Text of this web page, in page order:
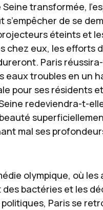
Seine transformée,
s’empêcher de se
éteints et
chez eux, les efforts
Paris
eaux troubles en un
pour ses résidents
redeviendra-t-
mal ses
olympique, où les
bactéries et les
Paris se